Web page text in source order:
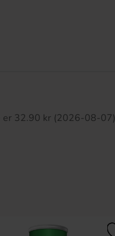
er 32.90 kr (2026-08-07)